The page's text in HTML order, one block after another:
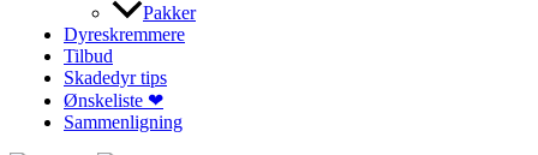
Pakker
Dyreskremmere
Tilbud
Skadedyr tips
Ønskeliste ❤
Sammenligning